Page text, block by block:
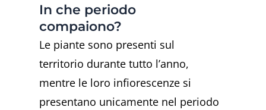
In che periodo
compaiono?
Le piante sono presenti sul
territorio durante tutto l’anno,
mentre le loro infiorescenze si
presentano unicamente nel periodo